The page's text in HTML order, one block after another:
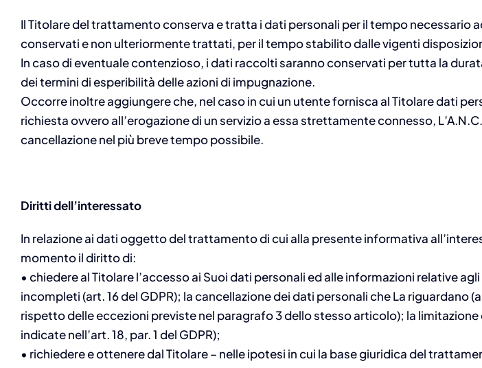
Il Titolare del trattamento conserva e tratta i dati personali per il tempo
conservati e non ulteriormente trattati, per il tempo stabilito dalle vigenti
In caso di eventuale contenzioso, i dati raccolti saranno conservati per tutta la
dei termini di esperibilità delle azioni di impugnazione.
Occorre inoltre aggiungere che, nel caso in cui un utente fornisca al Titolare dati
richiesta ovvero all’erogazione di un servizio a essa strettamente connesso,
cancellazione nel più breve tempo possibile.
Diritti dell’interessato
In relazione ai dati oggetto del trattamento di cui alla presente informativa
momento il diritto di:
• chiedere al Titolare l’accesso ai Suoi dati personali ed alle informazioni relative
incompleti (art. 16 del GDPR); la cancellazione dei dati personali che La riguardano
rispetto delle eccezioni previste nel paragrafo 3 dello stesso articolo); la
indicate nell’art. 18, par. 1 del GDPR);
• richiedere e ottenere dal Titolare – nelle ipotesi in cui la base giuridica del